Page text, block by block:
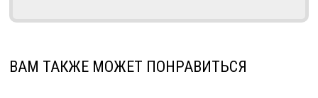
ВАМ ТАКЖЕ МОЖЕТ ПОНРАВИТЬСЯ